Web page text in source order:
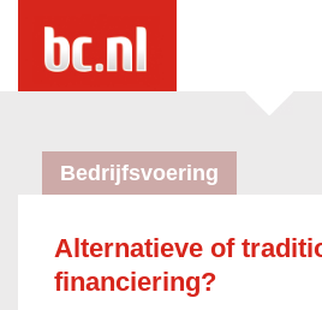
Bedrijfsvoering
Alternatieve of
financiering?